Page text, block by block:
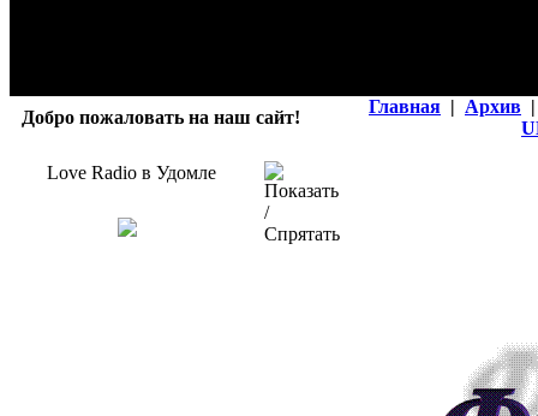
Добро пожаловать на наш сайт!
Главная | Архив |
Love Radio в Удомле